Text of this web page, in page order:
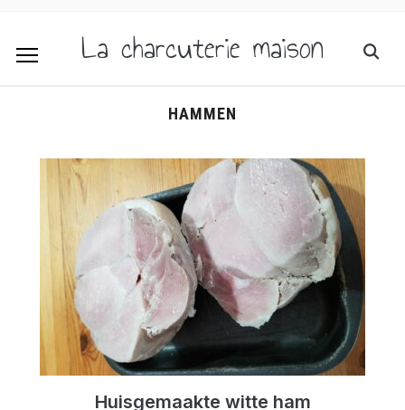
La charcuterie maison
HAMMEN
Huisgemaakte witte ham